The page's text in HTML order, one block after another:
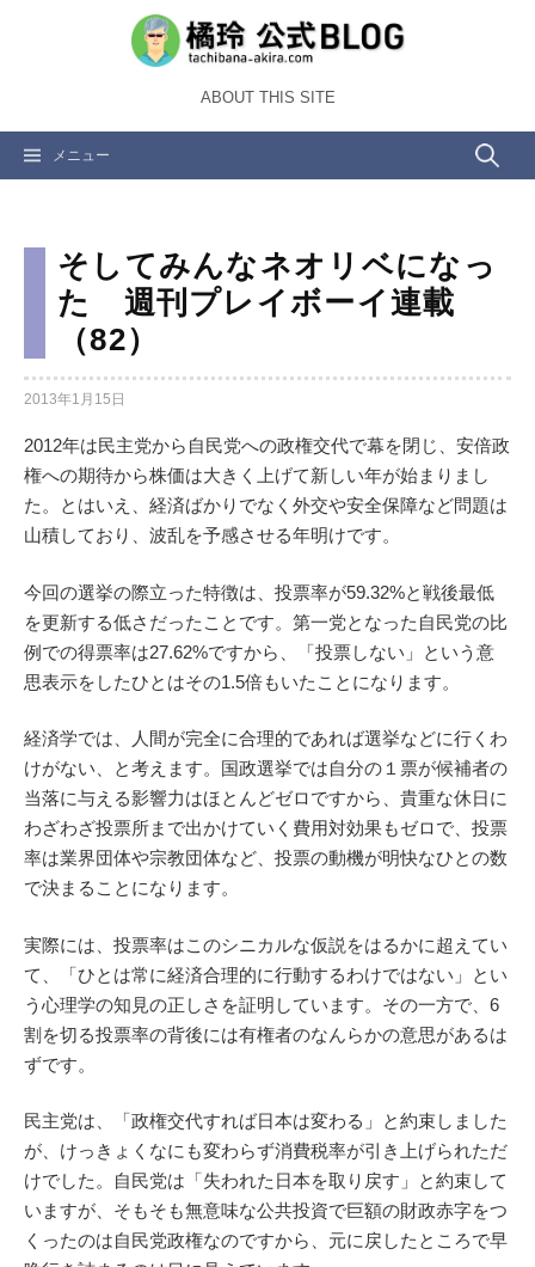
ツ
ABOUT THIS SITE
メニュー 検
そしてみんなネオリベになっ
た 週刊プレイボーイ連載
（82）
2013年1月15日
2012年は民主党から自民党への政権交代で幕を閉じ、安倍政
権への期待から株価は大きく上げて新しい年が始まりまし
た。とはいえ、経済ばかりでなく外交や安全保障など問題は
山積しており、波乱を予感させる年明けです。
今回の選挙の際立った特徴は、投票率が59.32%と戦後最低
を更新する低さだったことです。第一党となった自民党の比
例での得票率は27.62%ですから、「投票しない」という意
思表示をしたひとはその1.5倍もいたことになります。
経済学では、人間が完全に合理的であれば選挙などに行くわ
けがない、と考えます。国政選挙では自分の１票が候補者の
当落に与える影響力はほとんどゼロですから、貴重な休日に
わざわざ投票所まで出かけていく費用対効果もゼロで、投票
率は業界団体や宗教団体など、投票の動機が明快なひとの数
で決まることになります。
実際には、投票率はこのシニカルな仮説をはるかに超えてい
て、「ひとは常に経済合理的に行動するわけではない」とい
う心理学の知見の正しさを証明しています。その一方で、6
割を切る投票率の背後には有権者のなんらかの意思があるは
ずです。
民主党は、「政権交代すれば日本は変わる」と約束しました
が、けっきょくなにも変わらず消費税率が引き上げられただ
けでした。自民党は「失われた日本を取り戻す」と約束して
いますが、そもそも無意味な公共投資で巨額の財政赤字をつ
くったのは自民党政権なのですから、元に戻したところで早